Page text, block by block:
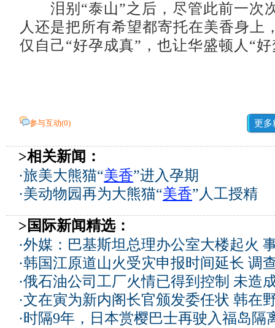
泪别“泰山”之后，尽管此前一次
人还是把所有希望都寄托在美香身上
仅自己“好孕成真”，也让华盛顿人“
参与互动(0) 更多
>相关新闻：
·旅美大熊猫“美香”进入孕期
·美动物园再为大熊猫“美香”人工授精
>国际新闻精选：
·外媒：巴基斯坦总理办公室大楼起火
·韩国江原道山火受灾申报时间延长 调
·俄石油公司工厂火情已得到控制 未造
·文在寅为新内阁长官颁发委任状 韩在
·时隔9年，日本赏樱巴士再驶入福岛隔